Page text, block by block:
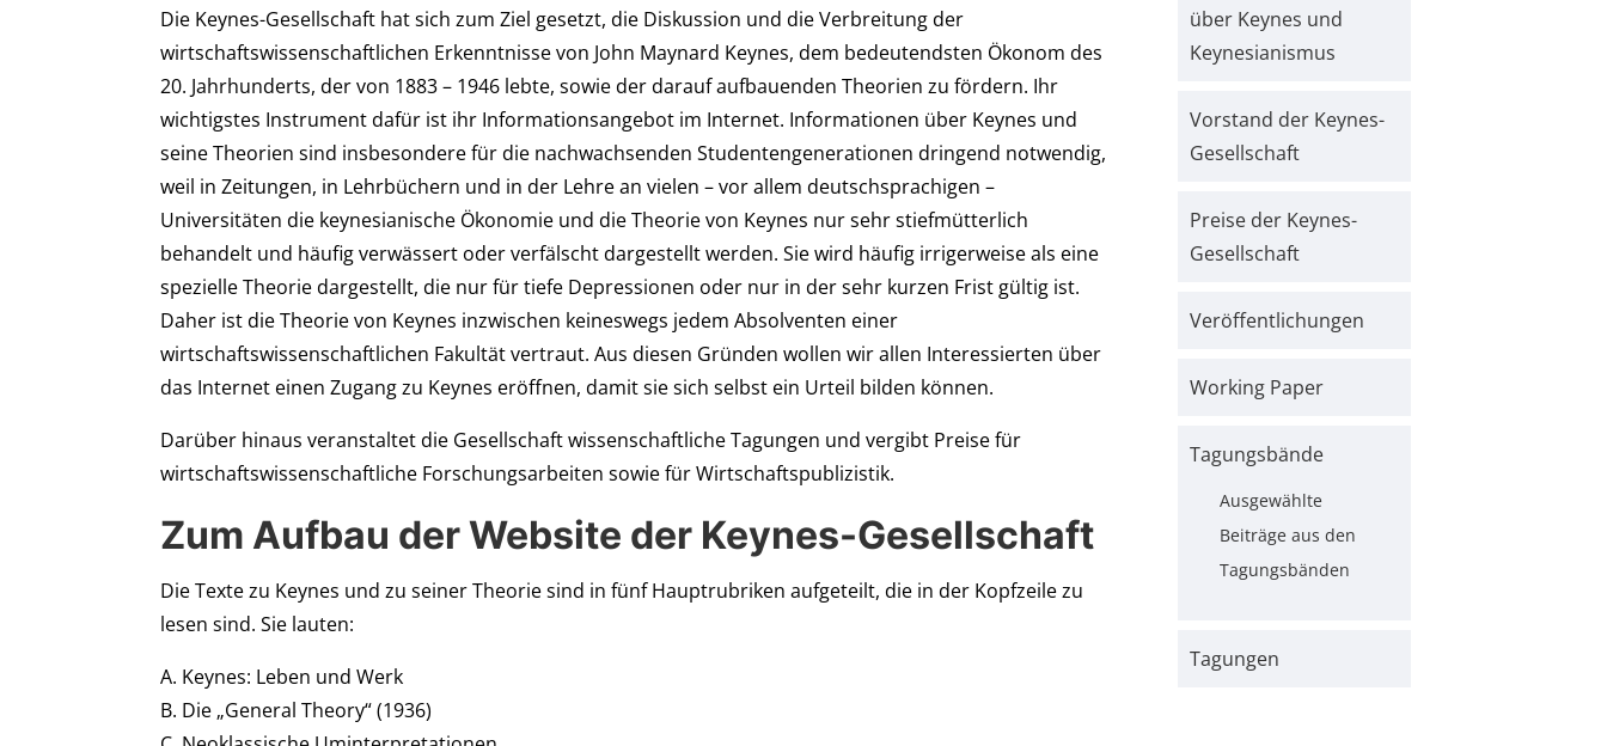
Die Keynes-Gesellschaft hat sich zum Ziel gesetzt, die Diskussion und die Verbreitung der
wirtschaftswissenschaftlichen Erkenntnisse von John Maynard Keynes, dem bedeutendsten Ökonom des
20. Jahrhunderts, der von 1883 – 1946 lebte, sowie der darauf aufbauenden Theorien zu fördern. Ihr
wichtigstes Instrument dafür ist ihr Informationsangebot im Internet. Informationen über Keynes und
seine Theorien sind insbesondere für die nachwachsenden Studentengenerationen dringend notwendig,
weil in Zeitungen, in Lehrbüchern und in der Lehre an vielen – vor allem deutschsprachigen –
Universitäten die keynesianische Ökonomie und die Theorie von Keynes nur sehr stiefmütterlich
behandelt und häufig verwässert oder verfälscht dargestellt werden. Sie wird häufig irrigerweise als eine
spezielle Theorie dargestellt, die nur für tiefe Depressionen oder nur in der sehr kurzen Frist gültig ist.
Daher ist die Theorie von Keynes inzwischen keineswegs jedem Absolventen einer
wirtschaftswissenschaftlichen Fakultät vertraut. Aus diesen Gründen wollen wir allen Interessierten über
das Internet einen Zugang zu Keynes eröffnen, damit sie sich selbst ein Urteil bilden können.
Darüber hinaus veranstaltet die Gesellschaft wissenschaftliche Tagungen und vergibt Preise für
wirtschaftswissenschaftliche Forschungsarbeiten sowie für Wirtschaftspublizistik.
Zum Aufbau der Website der Keynes-Gesellschaft
Die Texte zu Keynes und zu seiner Theorie sind in fünf Hauptrubriken aufgeteilt, die in der Kopfzeile zu
lesen sind. Sie lauten:
A. Keynes: Leben und Werk
B. Die „General Theory“ (1936)
über Keynes und
Keynesianismus
Vorstand der Keynes-
Gesellschaft
Preise der Keynes-
Gesellschaft
Veröffentlichungen
Working Paper
Tagungsbände
Ausgewählte
Beiträge aus den
Tagungsbänden
Tagungen